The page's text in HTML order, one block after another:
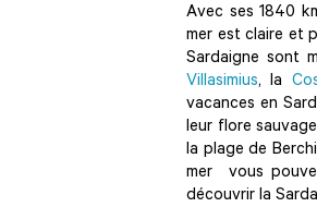
Avec ses 1840
mer est claire et
Sardaigne sont
Villasimius, la
vacances en
leur flore
la plage de
mer vous
découvrir la